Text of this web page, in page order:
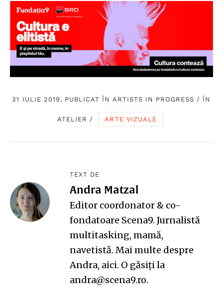
31 IULIE 2019, PUBLICAT ÎN ARTISTS IN PROGRESS /ÎN
ATELIER / ARTE VIZUALE
TEXT DE
Andra Matzal
Editor coordonator & co-
fondatoare Scena9. Jurnalistă
multitasking, mamă,
navetistă. Mai multe despre
Andra, aici. O găsiți la
andra@scena9.ro.